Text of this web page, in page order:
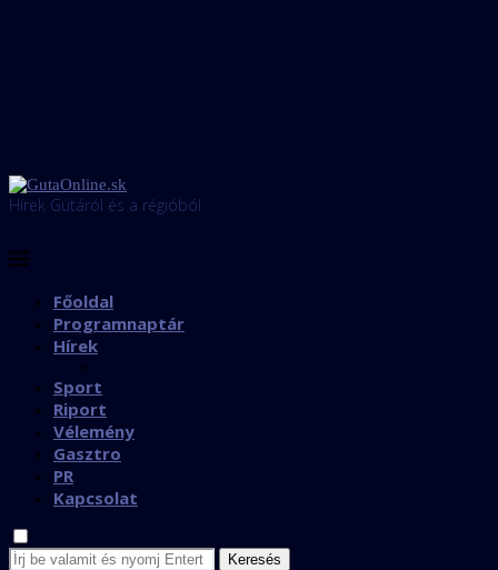
Hírek Gútáról és a régióból
Főoldal
Programnaptár
Hírek
Sport
Riport
Vélemény
Gasztro
PR
Kapcsolat
Keresés